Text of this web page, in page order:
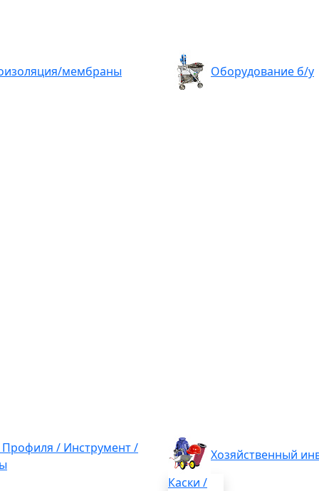
мембраны Оборудование б/у
/ Инструмент /
Хозяйственный
Каски /